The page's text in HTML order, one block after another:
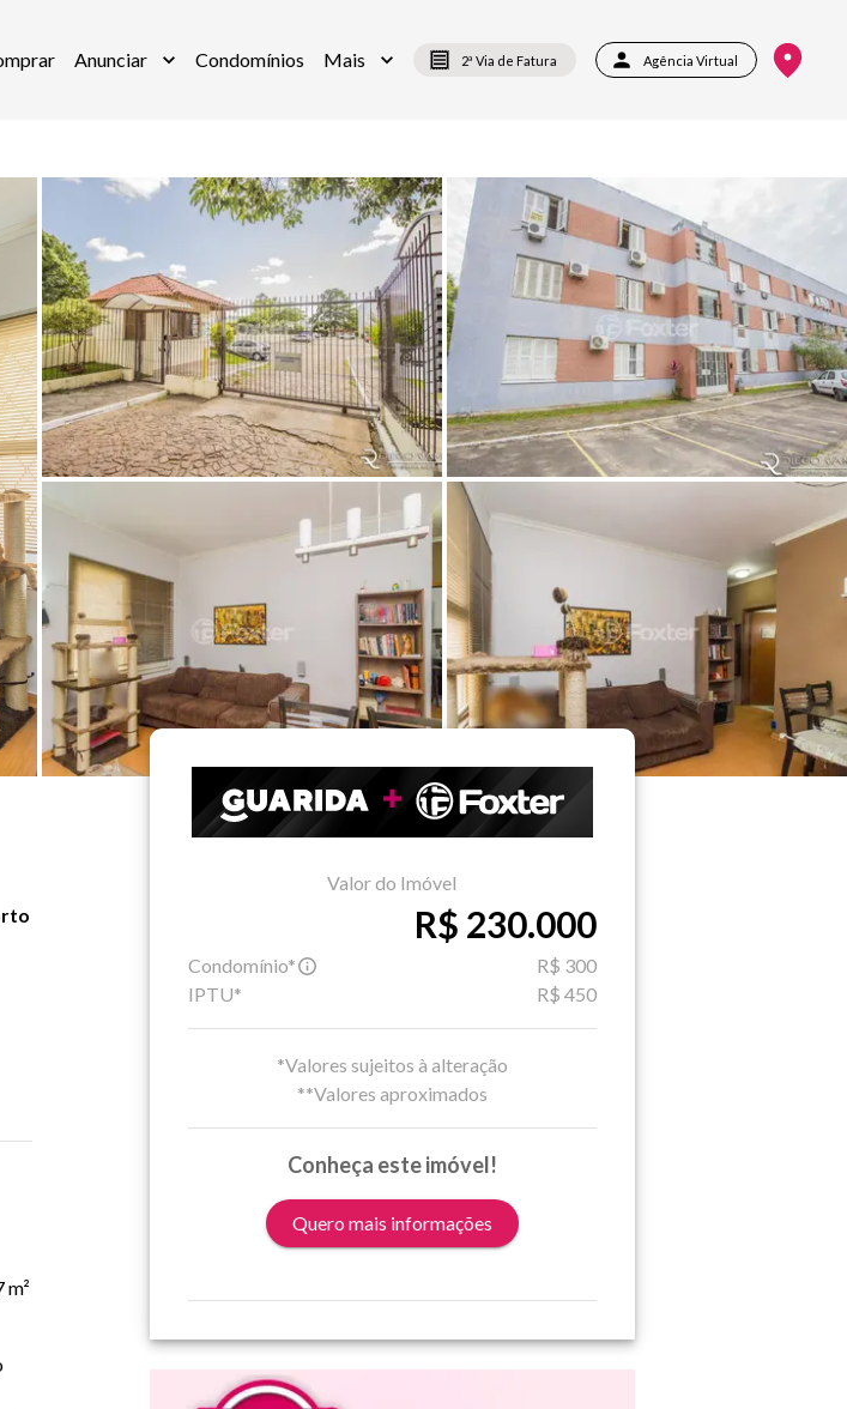
Anunciar Condomínios Mais 2ª Via de Fatura Agência Virtual
Valor do Imóvel
R$ 230.000
Condomínio*
R$ 300
IPTU*
R$ 450
*Valores sujeitos à alteração
**Valores aproximados
Conheça este imóvel!
Quero mais informações